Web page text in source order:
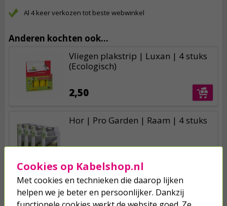
Al 4 keer verkozen tot beste webwinkel
Anderen kochten ook...
Vliegen plakstrip | Luxan | 4 stuks
(Ecologisch)
2,50
Hor | Pro Garden | Raam | 4 stuks
Hor | Gardalux | Deur | 210 x 100
cm (2 delen, Zwart)
Cookies op Kabelshop.nl
Met cookies en technieken die daarop lijken
helpen we je beter en persoonlijker. Dankzij